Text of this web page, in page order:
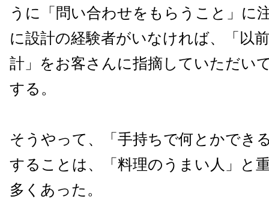
うに「問い合わせをもらうこと」に
に設計の経験者がいなければ、「以
計」をお客さんに指摘していただい
する。
そうやって、「手持ちで何とかでき
することは、「料理のうまい人」と
多くあった。